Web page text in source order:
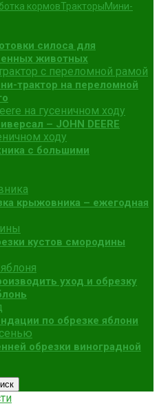
кормовТракторыМини-
силоса для
животных
трактор на переломной
– JOHN DEERE
с большими
крыжовника – ежегодная
кустов смородины
уход и обрезку
по обрезке яблони
обрезки виноградной